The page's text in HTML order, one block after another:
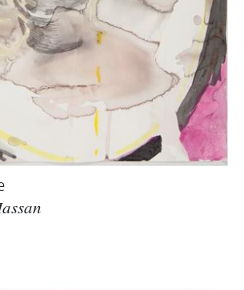
Umgang mit Papier als
gestaltendem Element spielt
wird daraus eine zornige,
mit verlaufenden Farbflächen in
und schnell hingeworfenen
Papierstreifen
aquarellierten Hintergrund wie
sich die angesprochene
widerspruchsvollen Umgang